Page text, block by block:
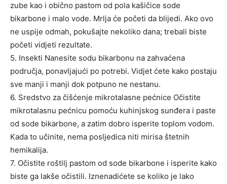
zube kao i obično pastom od pola kašičice sode
bikarbone i malo vode. Mrlja će početi da blijedi. Ako ovo
ne uspije odmah, pokušajte nekoliko dana; trebali biste
početi vidjeti rezultate.
5. Insekti Nanesite sodu bikarbonu na zahvaćena
područja, ponavljajući po potrebi. Vidjet ćete kako postaju
sve manji i manji dok potpuno ne nestanu.
6. Sredstvo za čišćenje mikrotalasne pećnice Očistite
mikrotalasnu pećnicu pomoću kuhinjskog sunđera i paste
od sode bikarbone, a zatim dobro isperite toplom vodom.
Kada to učinite, nema posljedica niti mirisa štetnih
hemikalija.
7. Očistite roštilj pastom od sode bikarbone i isperite kako
biste ga lakše očistili. Iznenadićete se koliko je lako